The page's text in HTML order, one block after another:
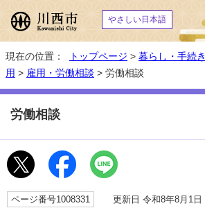
やさしい日本語
現在の位置： トップページ > 暮らし・手続き
用 > 雇用・労働相談 > 労働相談
労働相談
ページ番号1008331 更新日 令和8年8月1日